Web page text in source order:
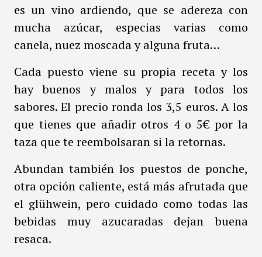
es un vino ardiendo, que se adereza con
mucha azúcar, especias varias como
canela, nuez moscada y alguna fruta…
Cada puesto viene su propia receta y los
hay buenos y malos y para todos los
sabores. El precio ronda los 3,5 euros. A los
que tienes que añadir otros 4 o 5€ por la
taza que te reembolsaran si la retornas.
Abundan también los puestos de ponche,
otra opción caliente, está más afrutada que
el glühwein, pero cuidado como todas las
bebidas muy azucaradas dejan buena
resaca.